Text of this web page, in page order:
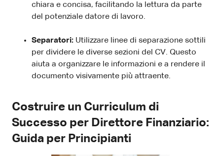
chiara e concisa, facilitando la lettura da parte
del potenziale datore di lavoro.
Separatori: Utilizzare linee di separazione sottili
per dividere le diverse sezioni del CV. Questo
aiuta a organizzare le informazioni e a rendere il
documento visivamente più attraente.
Costruire un Curriculum di
Successo per Direttore Finanziario:
Guida per Principianti